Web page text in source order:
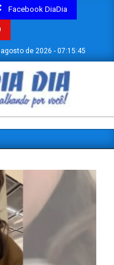
Facebook DiaDia
de 2026 - 07:15:45